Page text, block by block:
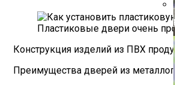
Пластиковые двери очень
Конструкция изделий из ПВХ
Преимущества дверей из